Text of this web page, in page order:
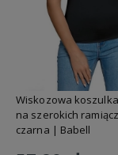
Wiskozowa
na szerokich
czarna | Babell